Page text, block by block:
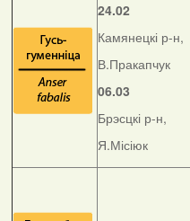
24.02
Камянецкі р-н,
В.Пракапчук
06.03
Брэсцкі р-н,
Я.Місіюк